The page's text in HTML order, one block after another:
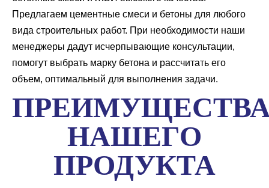
Предлагаем цементные смеси и бетоны для любого
вида строительных работ. При необходимости наши
менеджеры дадут исчерпывающие консультации,
помогут выбрать марку бетона и рассчитать его
объем, оптимальный для выполнения задачи.
НАШЕГО
ПРОДУКТА